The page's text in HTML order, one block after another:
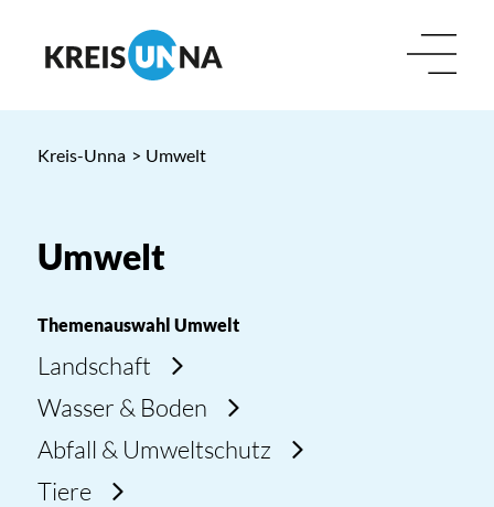
Kreis-Unna > Umwelt
Umwelt
Themenauswahl Umwelt
Landschaft
Wasser & Boden
Abfall & Umweltschutz
Tiere